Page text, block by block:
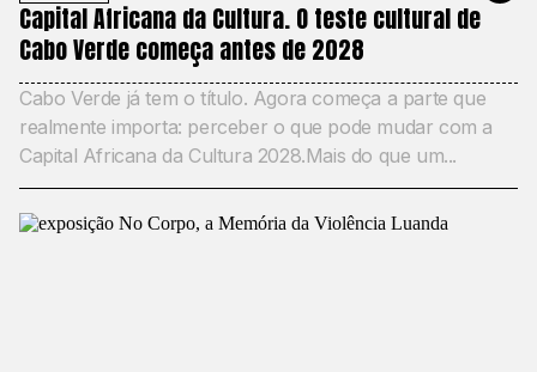
Capital Africana da Cultura. O teste cultural de
Cabo Verde começa antes de 2028
Cabo Verde já tem o título. Agora começa a parte que
realmente importa: perceber o que pode mudar com a
Capital Africana da Cultura 2028.Mais do que um...